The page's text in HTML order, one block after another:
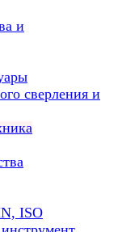
и
сверления и
ISO